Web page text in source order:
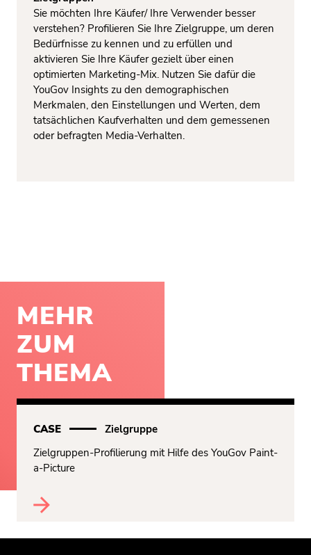
Sie möchten Ihre Käufer/ Ihre Verwender besser
verstehen? Profilieren Sie Ihre Zielgruppe, um deren
Bedürfnisse zu kennen und zu erfüllen und
aktivieren Sie Ihre Käufer gezielt über einen
optimierten Marketing-Mix. Nutzen Sie dafür die
YouGov Insights zu den demographischen
Merkmalen, den Einstellungen und Werten, dem
tatsächlichen Kaufverhalten und dem gemessenen
oder befragten Media-Verhalten.
MEHR
ZUM
THEMA
CASE
Zielgruppe
Zielgruppen-Profilierung mit Hilfe des YouGov Paint-
a-Picture